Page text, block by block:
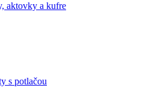
aktovky a kufre
s potlačou